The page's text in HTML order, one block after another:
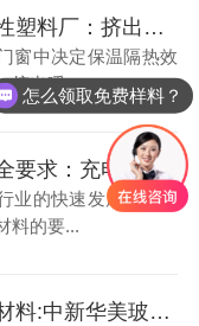
中新华美改性塑料厂：挤出暖边条用玻纤PP复合材料解决方案
窗中决定保温隔热效
挤出暖...
满足严苛安全要求：充电器外壳用中新华美阻燃ABS材料介绍
业的快速发展，充电
料的要...
暖边条优选材料:中新华美玻纤增强尼龙塑料颗粒性能解析
怎么领取免费样料？